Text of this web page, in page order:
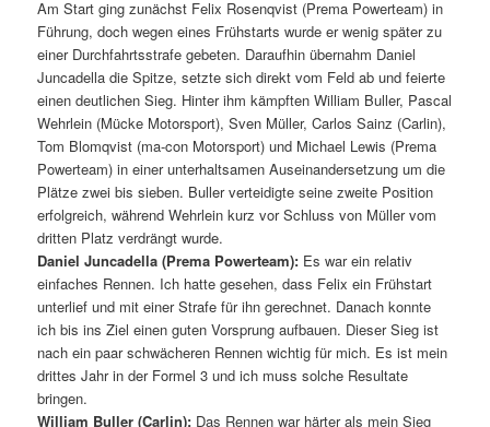
Am Start ging zunächst Felix Rosenqvist (Prema Powerteam) in
Führung, doch wegen eines Frühstarts wurde er wenig später zu
einer Durchfahrtsstrafe gebeten. Daraufhin übernahm Daniel
Juncadella die Spitze, setzte sich direkt vom Feld ab und feierte
einen deutlichen Sieg. Hinter ihm kämpften William Buller, Pascal
Wehrlein (Mücke Motorsport), Sven Müller, Carlos Sainz (Carlin),
Tom Blomqvist (ma-con Motorsport) und Michael Lewis (Prema
Powerteam) in einer unterhaltsamen Auseinandersetzung um die
Plätze zwei bis sieben. Buller verteidigte seine zweite Position
erfolgreich, während Wehrlein kurz vor Schluss von Müller vom
dritten Platz verdrängt wurde.
Daniel Juncadella (Prema Powerteam): Es war ein relativ
einfaches Rennen. Ich hatte gesehen, dass Felix ein Frühstart
unterlief und mit einer Strafe für ihn gerechnet. Danach konnte
ich bis ins Ziel einen guten Vorsprung aufbauen. Dieser Sieg ist
nach ein paar schwächeren Rennen wichtig für mich. Es ist mein
drittes Jahr in der Formel 3 und ich muss solche Resultate
bringen.
William Buller (Carlin): Das Rennen war härter als mein Sieg